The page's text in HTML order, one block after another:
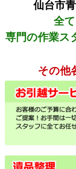
仙台市
全
専門の作業ス
その他